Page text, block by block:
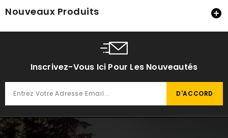
Nouveaux Produits 
Inscrivez-Vous Ici Pour Les Nouveautés